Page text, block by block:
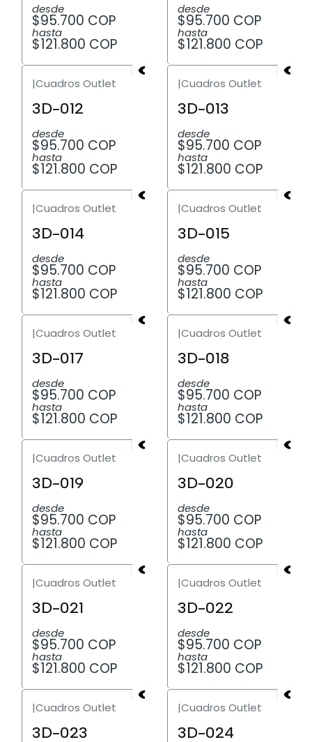
desde
$95.700 COP
hasta
$121.800 COP
desde
$95.700 COP
hasta
$121.800 COP
|Cuadros Outlet
3D-012
desde
$95.700 COP
hasta
$121.800 COP
|Cuadros Outlet
3D-013
desde
$95.700 COP
hasta
$121.800 COP
|Cuadros Outlet
3D-014
desde
$95.700 COP
hasta
$121.800 COP
|Cuadros Outlet
3D-015
desde
$95.700 COP
hasta
$121.800 COP
|Cuadros Outlet
3D-017
desde
$95.700 COP
hasta
$121.800 COP
|Cuadros Outlet
3D-018
desde
$95.700 COP
hasta
$121.800 COP
|Cuadros Outlet
3D-019
desde
$95.700 COP
hasta
$121.800 COP
|Cuadros Outlet
3D-020
desde
$95.700 COP
hasta
$121.800 COP
|Cuadros Outlet
3D-021
desde
$95.700 COP
hasta
$121.800 COP
|Cuadros Outlet
3D-022
desde
$95.700 COP
hasta
$121.800 COP
|Cuadros Outlet
3D-023
|Cuadros Outlet
3D-024